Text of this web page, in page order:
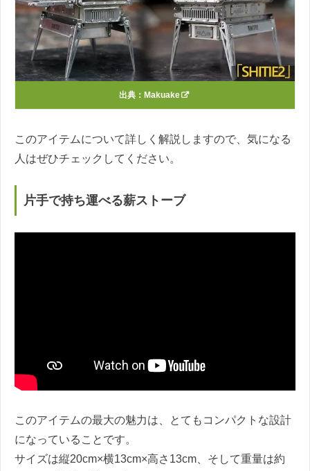
出典： Makuake
このアイテムについて詳しく解説しますので、気になる
人はぜひチェックしてください。
片手で持ち運べる薪ストーブ
このアイテムの最大の魅力は、とてもコンパクトな設計
になっていることです。
サイズは縦20cm×横13cm×高さ13cm、そして重量は約